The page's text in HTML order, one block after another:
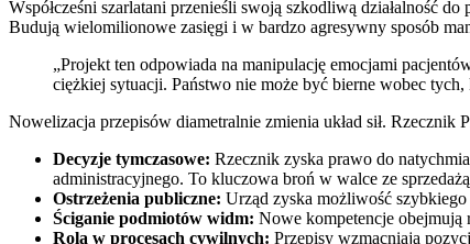
Współcześni szarlatani przenieśli swoją szkodliwą działalność
Budują wielomilionowe zasięgi i w bardzo agresywny sposób
„Projekt ten odpowiada na manipulację emocjami
ciężkiej sytuacji. Państwo nie może być bierne wobec
Nowelizacja przepisów diametralnie zmienia układ sił.
Decyzje tymczasowe: Rzecznik zyska prawo do
administracyjnego. To kluczowa broń w walce ze
Ostrzeżenia publiczne: Urząd zyska możliwość
Ściganie podmiotów widm: Nowe kompetencje obejmują
Rola w procesach cywilnych: Przepisy wzmacniają